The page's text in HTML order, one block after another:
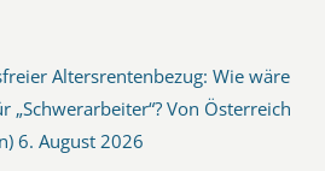
Altersrentenbezug: Wie wäre
„Schwerarbeiter“? Von Österreich
6. August 2026